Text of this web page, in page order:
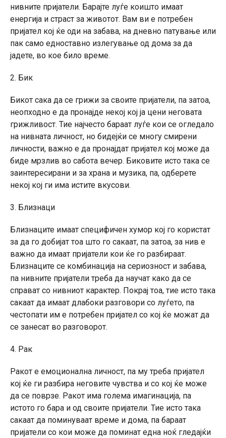
нивните пријатели. Барајте луѓе коишто имаат
енергија и страст за животот. Вам ви е потребен
пријател кој ќе оди на забава, на дневно патување или
пак само едноставно излегување од дома за да
јадете, во кое било време.
2. Бик
Бикот сака да се грижи за своите пријатели, па затоа,
неопходно е да пронајде некој кој ја цени неговата
грижливост. Тие најчесто бараат луѓе кои се огледало
на нивната личност, но бидејќи се многу смирени
личности, важно е да пронајдат пријател кој може да
биде мрзлив во сабота вечер. Биковите исто така се
заинтересирани и за храна и музика, па, одберете
некој кој ги има истите вкусови.
3. Близнаци
Близнаците имаат специфичен хумор кој го користат
за да го добијат тоа што го сакаат, па затоа, за нив е
важно да имаат пријатели кои ќе го разбираат.
Близнаците се комбинација на сериозност и забава,
па нивните пријатели треба да научат како да се
справат со нивниот карактер. Покрај тоа, тие исто така
сакаат да имаат длабоки разговори со луѓето, па
честопати им е потребен пријател со кој ќе можат да
се занесат во разговорот.
4. Рак
Ракот е емоционална личност, па му треба пријател
кој ќе ги разбира неговите чувства и со кој ќе може
да се поврзе. Ракот има голема имагинација, па
истото го бара и од своите пријатели. Тие исто така
сакаат да поминуваат време и дома, па бараат
пријатели со кои може да поминат една ноќ гледајќи